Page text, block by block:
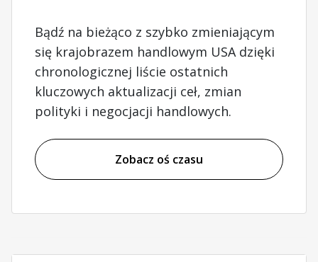
Bądź na bieżąco z szybko zmieniającym
się krajobrazem handlowym USA dzięki
chronologicznej liście ostatnich
kluczowych aktualizacji ceł, zmian
polityki i negocjacji handlowych.
Zobacz oś czasu